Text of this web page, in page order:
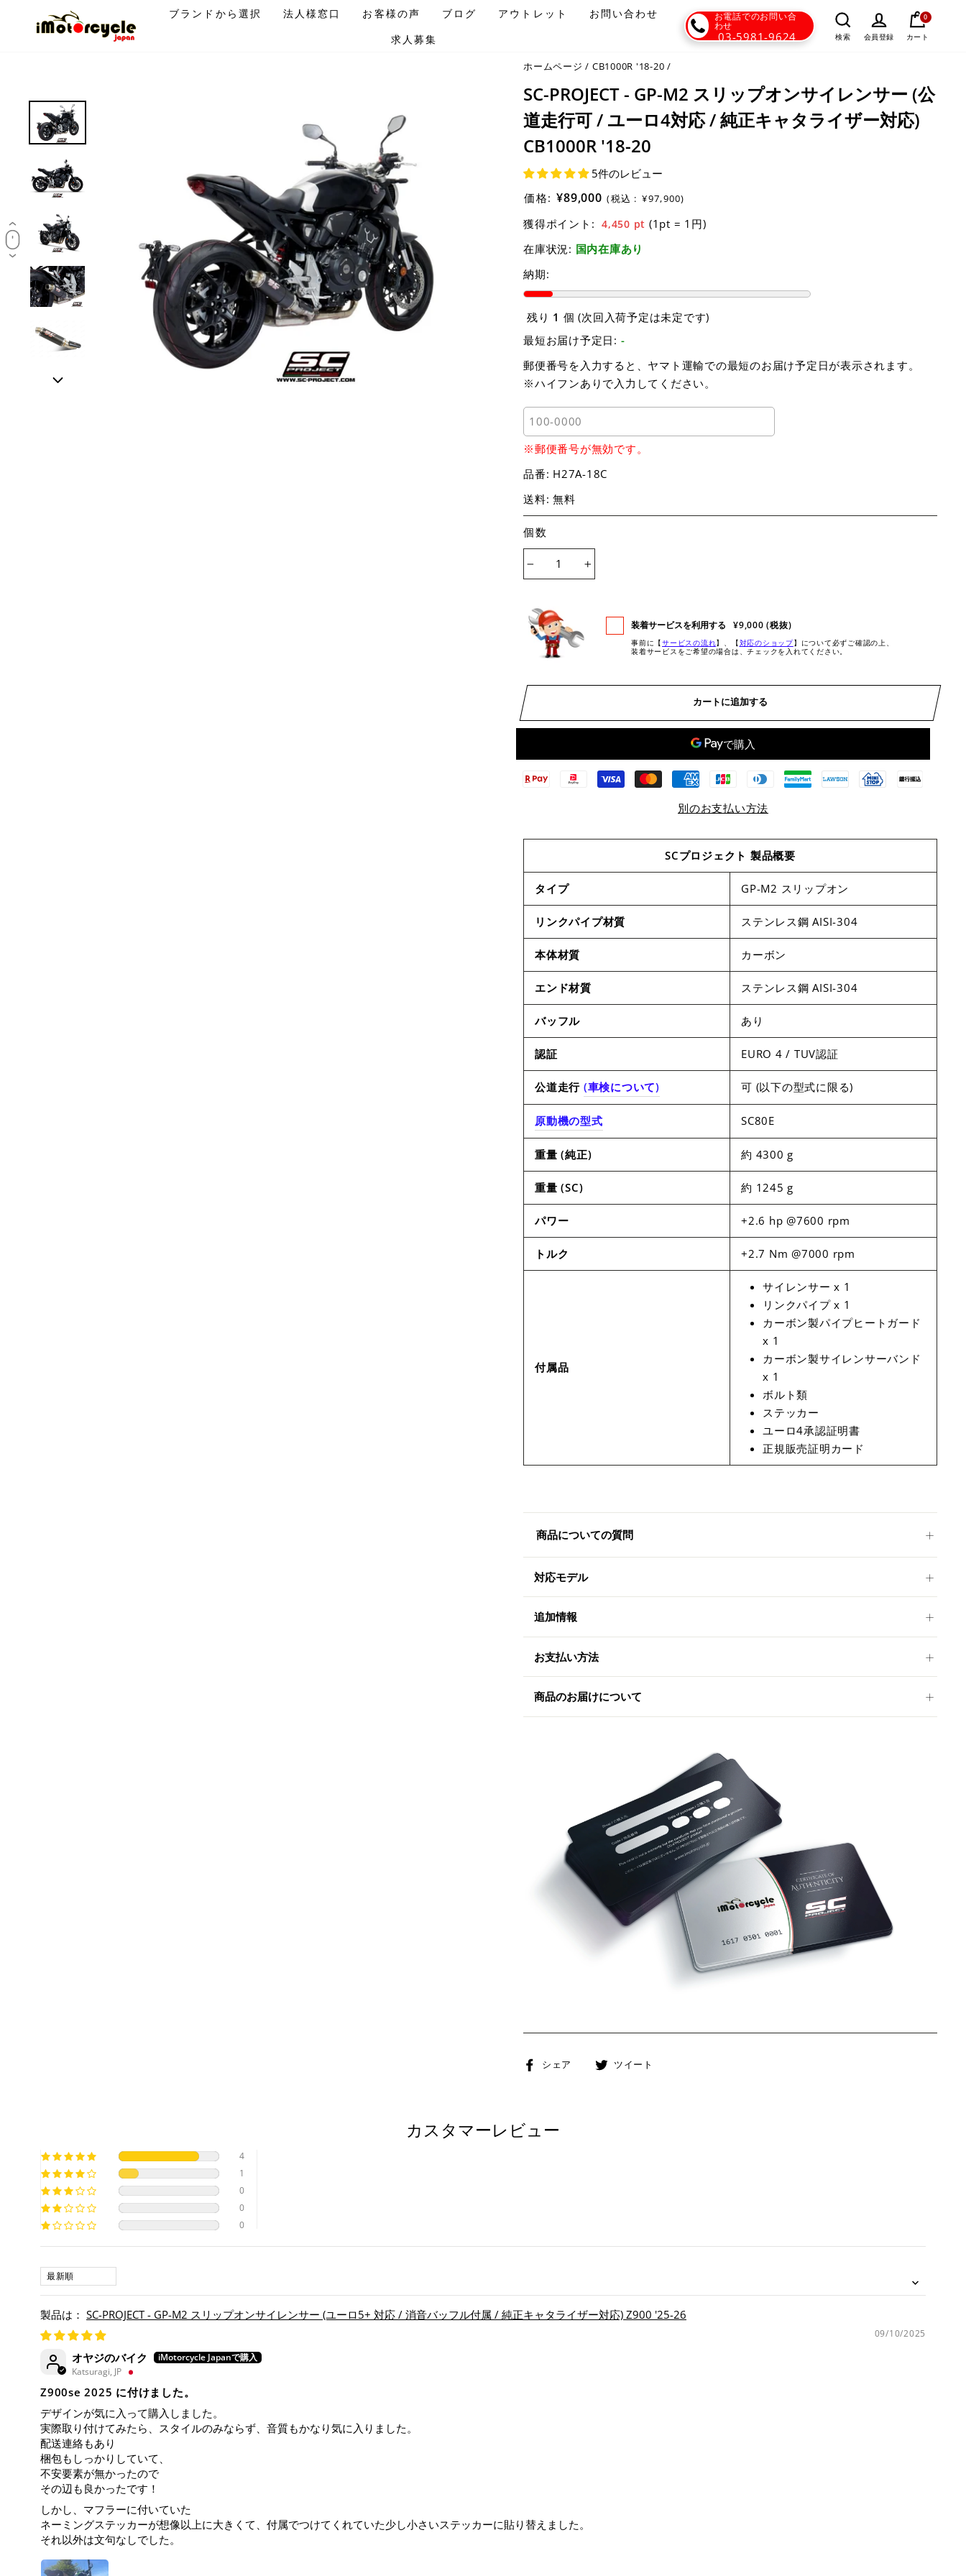
ブランドから選択 法人様窓口 お客様の声 ブログ アウトレット
お問い合わせ
求人募集
お電話でのお問い合
わせ
03-5981-9624 検索 会員登録 カート
0
ホームページ / CB1000R '18-20 /
SC-PROJECT - GP-M2 スリップオンサイレンサー (公
道走行可 / ユーロ4対応 / 純正キャタライザー対応)
CB1000R '18-20
5件のレビュー
価格: ¥89,000 (税込 : ¥97,900)
獲得ポイント: 4,450 pt (1pt = 1円)
在庫状況: 国内在庫あり
納期:
残り 1 個 (次回入荷予定は未定です)
最短お届け予定日: -
郵便番号を入力すると、ヤマト運輸での最短のお届け予定日が表示されます。
※ハイフンありで入力してください。
※郵便番号が無効です。
品番: H27A-18C
送料: 無料
個数
装着サービスを利用する ¥9,000 (税抜)
事前に【サービスの流れ】、【対応のショップ】について必ずご確認の上、
装着サービスをご希望の場合は、チェックを入れてください。
カートに追加する
別のお支払い方法
SCプロジェクト 製品概要
タイプ GP-M2 スリップオン
リンクパイプ材質 ステンレス鋼 AISI-304
本体材質 カーボン
エンド材質 ステンレス鋼 AISI-304
バッフル あり
認証 EURO 4 / TUV認証
公道走行 (車検について) 可 (以下の型式に限る)
原動機の型式 SC80E
重量 (純正) 約 4300 g
重量 (SC) 約 1245 g
パワー +2.6 hp @7600 rpm
トルク +2.7 Nm @7000 rpm
付属品
サイレンサー x 1
リンクパイプ x 1
カーボン製パイプヒートガード
x 1
カーボン製サイレンサーバンド
x 1
ボルト類
ステッカー
ユーロ4承認証明書
正規販売証明カード
商品についての質問
対応モデル
追加情報
お支払い方法
商品のお届けについて
シェア
Facebookツイート
カスタマーレビュー
4
1
0
0
0
SORT BY
SC-PROJECT - GP-M2 スリップオンサイレンサー (ユーロ5+ 対応 / 消音バッフル付属 / 純正キャタライザー対応) Z900 '25-26
09/10/2025
オヤジのバイク
Katsuragi, JP
Z900se 2025 に付けました。
デザインが気に入って購入しました。
実際取り付けてみたら、スタイルのみならず、音質もかなり気に入りました。
配送連絡もあり
梱包もしっかりしていて、
不安要素が無かったので
その辺も良かったです！
しかし、マフラーに付いていた
ネーミングステッカーが想像以上に大きくて、付属でつけてくれていた少し小さいステッカーに貼り替えました。
それ以外は文句なしでした。